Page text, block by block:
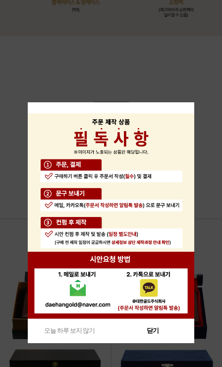
오늘 하루 보지 않기 닫기